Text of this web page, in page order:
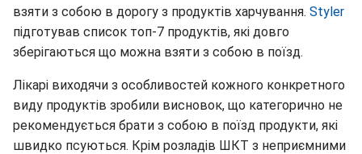
взяти з собою в дорогу з продуктів харчування. Styler
підготував список топ-7 продуктів, які довго
зберігаються що можна взяти з собою в поїзд.
Лікарі виходячи з особливостей кожного конкретного
виду продуктів зробили висновок, що категорично не
рекомендується брати з собою в поїзд продукти, які
швидко псуються. Крім розладів ШКТ з неприємними